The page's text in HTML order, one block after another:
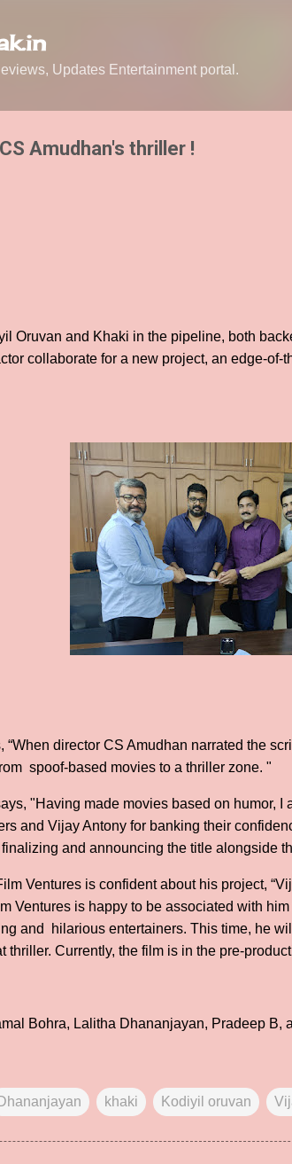
Updates Entertainment portal.
Amudhan's thriller !
Oruvan and Khaki in the pipeline, both
collaborate for a new project, an edge-of-
“When director CS Amudhan narrated the
spoof-based movies to a thriller zone. "
"Having made movies based on humor, I
and Vijay Antony for banking their
and announcing the title alongside
Ventures is confident about his project,
Ventures is happy to be associated with
and hilarious entertainers. This time, he
thriller. Currently, the film is in the pre-
Bohra, Lalitha Dhananjayan, Pradeep B,
Dhananjayan khaki Kodiyil oruvan